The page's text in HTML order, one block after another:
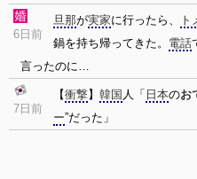
6日前
旦那が実家に行ったら、 ト
鍋を持ち帰ってきた。 電話
言ったのに…
7日前
【衝撃】 韓国 人「 日本のお
ー”だった」